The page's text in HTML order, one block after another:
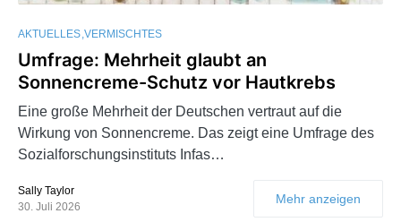
AKTUELLES VERMISCHTES
Umfrage: Mehrheit glaubt an
Sonnencreme-Schutz vor Hautkrebs
Eine große Mehrheit der Deutschen vertraut auf die
Wirkung von Sonnencreme. Das zeigt eine Umfrage des
Sozialforschungsinstituts Infas…
Sally Taylor
30. Juli 2026
Mehr anzeigen